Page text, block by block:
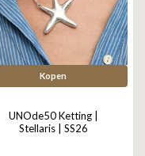
Kopen
UNOde50 Ketting |
Stellaris | SS26